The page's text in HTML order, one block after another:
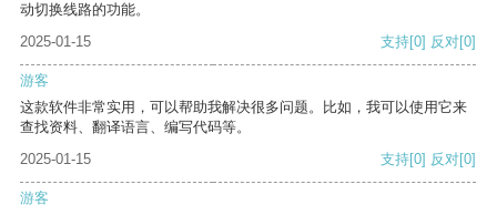
动切换线路的功能。
2025-01-15
支持[0] 反对[0]
游客
这款软件非常实用，可以帮助我解决很多问题。比如，我可以使用它来
查找资料、翻译语言、编写代码等。
2025-01-15
支持[0] 反对[0]
游客